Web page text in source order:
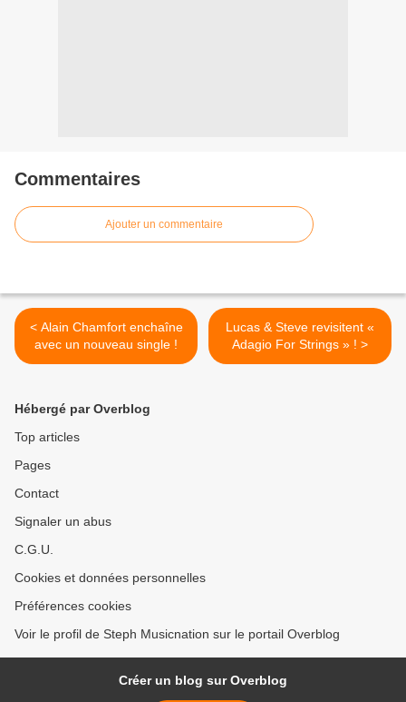
Commentaires
Ajouter un commentaire
< Alain Chamfort enchaîne
avec un nouveau single !
Lucas & Steve revisitent «
Adagio For Strings » ! >
Hébergé par Overblog
Top articles
Pages
Contact
Signaler un abus
C.G.U.
Cookies et données personnelles
Préférences cookies
Voir le profil de Steph Musicnation sur le portail Overblog
Créer un blog sur Overblog